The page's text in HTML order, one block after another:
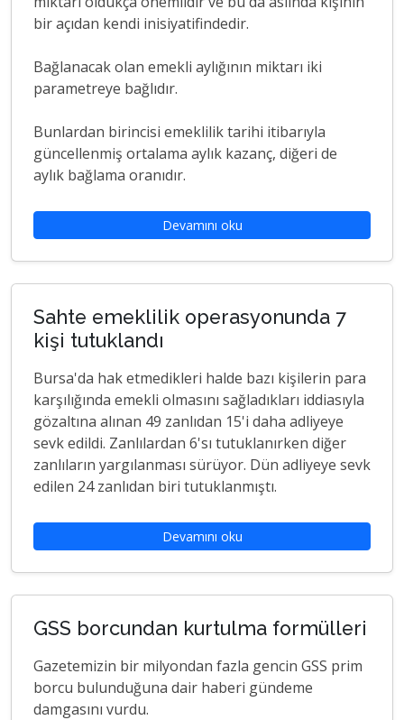
bir açıdan kendi inisiyatifindedir.
Bağlanacak olan emekli aylığının miktarı iki
parametreye bağlıdır.
Bunlardan birincisi emeklilik tarihi itibarıyla
güncellenmiş ortalama aylık kazanç, diğeri de
aylık bağlama oranıdır.
Devamını oku
Sahte emeklilik operasyonunda 7
kişi tutuklandı
Bursa'da hak etmedikleri halde bazı kişilerin para
karşılığında emekli olmasını sağladıkları iddiasıyla
gözaltına alınan 49 zanlıdan 15'i daha adliyeye
sevk edildi. Zanlılardan 6'sı tutuklanırken diğer
zanlıların yargılanması sürüyor. Dün adliyeye sevk
edilen 24 zanlıdan biri tutuklanmıştı.
Devamını oku
GSS borcundan kurtulma formülleri
Gazetemizin bir milyondan fazla gencin GSS prim
borcu bulunduğuna dair haberi gündeme
damgasını vurdu.